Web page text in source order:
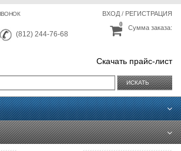
(812) 244-76-68
ВХОД/ РЕГИСТРАЦИЯ
Сумма заказа:
0
Скачать прайс-лист
ИСКАТЬ